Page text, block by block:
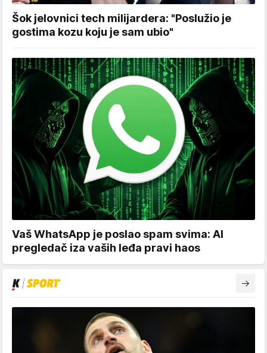
Šok jelovnici tech milijardera: "Poslužio je
gostima kozu koju je sam ubio"
Vaš WhatsApp je poslao spam svima: AI
pregledač iza vaših leđa pravi haos